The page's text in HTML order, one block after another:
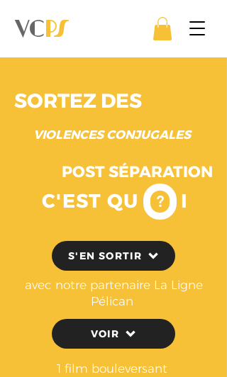
VCPS
SORTEZ DES
VIOLENCES CONJUGALES
POST SÉPARATION
C'EST QU I
?
S'EN SORTIR
avec notre partenaire La Ligne
Pélican
VOIR
1 film bouleversant